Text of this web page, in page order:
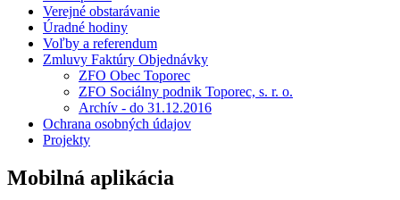
Verejné obstarávanie
Úradné hodiny
Voľby a referendum
Zmluvy Faktúry Objednávky
ZFO Obec Toporec
ZFO Sociálny podnik Toporec, s. r. o.
Archív - do 31.12.2016
Ochrana osobných údajov
Projekty
Mobilná aplikácia